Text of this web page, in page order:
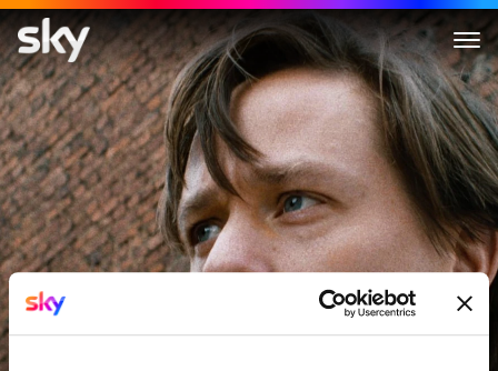
Fabian oder Der Gang vor